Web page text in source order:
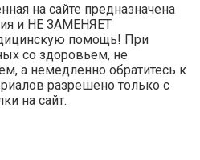
на сайте предназначена
и НЕ ЗАМЕНЯЕТ
помощь! При
со здоровьем, не
а немедленно обратитесь к
разрешено только с
на сайт.